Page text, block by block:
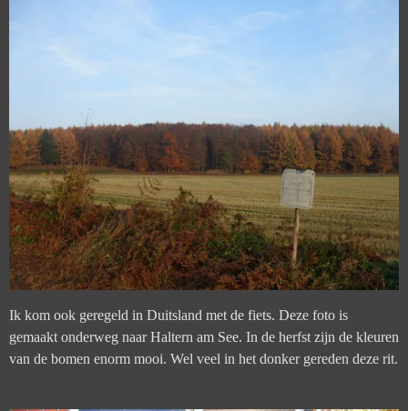
Ik kom ook geregeld in Duitsland met de fiets. Deze foto is
gemaakt onderweg naar Haltern am See. In de herfst zijn de kleuren
van de bomen enorm mooi. Wel veel in het donker gereden deze rit.